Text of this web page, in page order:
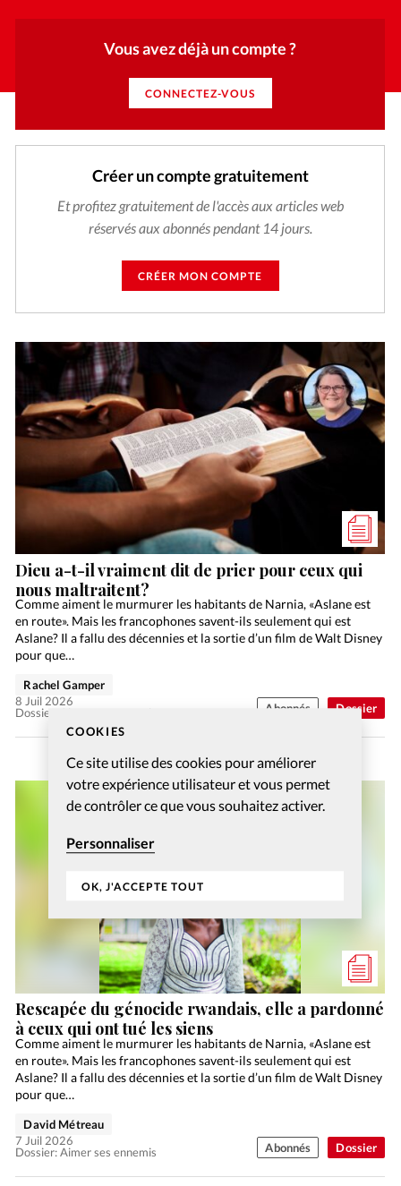
COOKIES
Ce site utilise des cookies pour améliorer
votre expérience utilisateur et vous permet
de contrôler ce que vous souhaitez activer.
Personnaliser
OK, J'ACCEPTE TOUT
Vous avez déjà un compte ?
CONNECTEZ-VOUS
Créer un compte gratuitement
Et profitez gratuitement de l'accès aux articles web
réservés aux abonnés pendant 14 jours.
CRÉER MON COMPTE
Dossier
Dieu a-t-il vraiment dit de prier pour ceux qui
nous maltraitent?
Comme aiment le murmurer les habitants de Narnia, «Aslane est
en route». Mais les francophones savent-ils seulement qui est
Aslane? Il a fallu des décennies et la sortie d’un film de Walt Disney
pour que…
Dossier: Aimer ses ennemis
Rachel Gamper
8 Juil 2026
Abonnés
Dossier
Rescapée du génocide rwandais, elle a pardonné
à ceux qui ont tué les siens
Comme aiment le murmurer les habitants de Narnia, «Aslane est
en route». Mais les francophones savent-ils seulement qui est
Aslane? Il a fallu des décennies et la sortie d’un film de Walt Disney
pour que…
Dossier: Aimer ses ennemis
David Métreau
7 Juil 2026
Abonnés